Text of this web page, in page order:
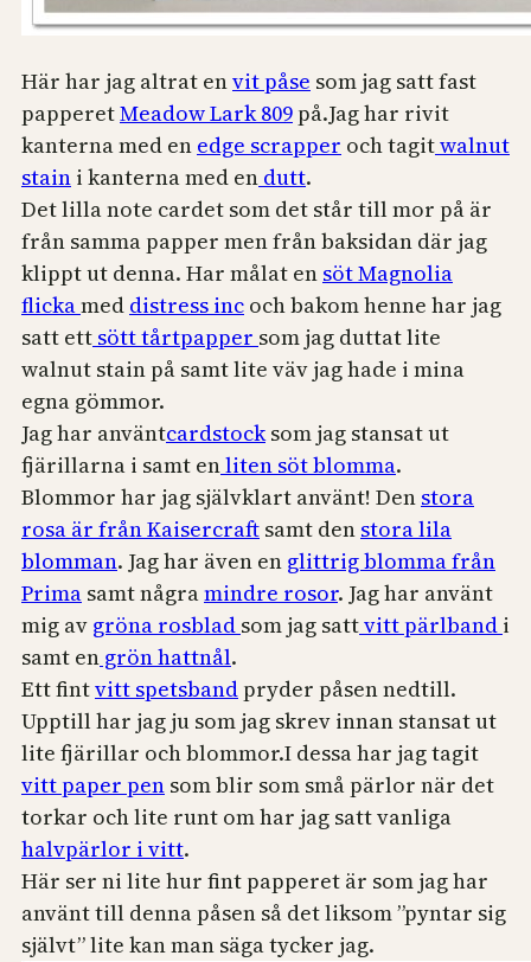
Här har jag altrat envit påse som jag satt fast
papperetMeadow Lark 809 på.Jag har rivit
kanterna med en edge scrapper och tagitwalnut
stain i kanterna med en dutt.
Det lilla note cardet som det står till mor på är
från samma papper men från baksidan där jag
klippt ut denna. Har målat en söt Magnolia
flickamed distress inc och bakom henne har jag
satt ett sött tårtpapper som jag duttat lite
walnut stain på samt lite väv jag hade i mina
egna gömmor.
Jag har använtcardstocksom jag stansat ut
fjärillarna i samt enliten söt blomma.
Blommor har jag självklart använt! Den stora
rosa är från Kaisercraft samt den stora lila
blomman. Jag har även en glittrig blomma från
Prima samt någramindre rosor. Jag har använt
mig av gröna rosblad som jag sattvitt pärlband i
samt en grön hattnål.
Ett fintvitt spetsband pryder påsen nedtill.
Upptill har jag ju som jag skrev innan stansat ut
lite fjärillar och blommor.I dessa har jag tagit
vitt paper pen som blir som små pärlor när det
torkar och lite runt om har jag satt vanliga
halvpärlor i vitt.
Här ser ni lite hur fint papperet är som jag har
använt till denna påsen så det liksom ”pyntar sig
självt” lite kan man säga tycker jag.